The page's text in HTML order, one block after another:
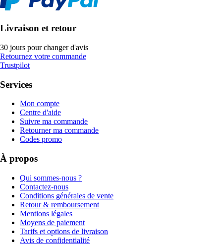
Livraison et retour
30 jours pour changer d'avis
Retournez votre commande
Trustpilot
Services
Mon compte
Centre d'aide
Suivre ma commande
Retourner ma commande
Codes promo
À propos
Qui sommes-nous ?
Contactez-nous
Conditions générales de vente
Retour & remboursement
Mentions légales
Moyens de paiement
Tarifs et options de livraison
Avis de confidentialité